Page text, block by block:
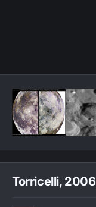
Torricelli,